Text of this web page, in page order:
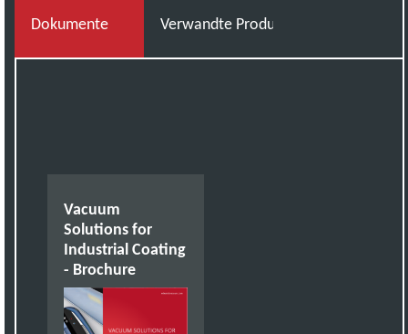
Dokumente Verwandte Produkte
Vacuum
Solutions for
Industrial Coating
- Brochure